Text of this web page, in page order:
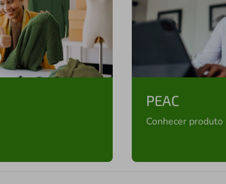
PEAC
Conhecer produto